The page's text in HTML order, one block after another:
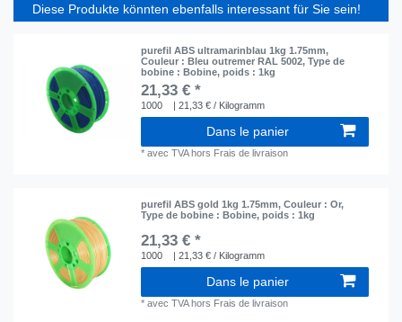
Diese Produkte könnten ebenfalls interessant für Sie sein!
purefil ABS ultramarinblau 1kg 1.75mm,
Couleur : Bleu outremer RAL 5002, Type de
bobine : Bobine, poids : 1kg
21,33 € *
1000 | 21,33 € / Kilogramm
Dans le panier
*avec TVAhors Frais de livraison
purefil ABS gold 1kg 1.75mm, Couleur : Or,
Type de bobine : Bobine, poids : 1kg
21,33 € *
1000 | 21,33 € / Kilogramm
Dans le panier
*avec TVAhors Frais de livraison